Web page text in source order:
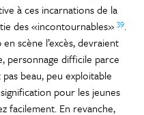
à ces incarnations de la
des «incontournables» 39.
scène l’excès, devraient
personnage difficile parce
pas beau, peu exploitable
pour les jeunes
facilement. En revanche,